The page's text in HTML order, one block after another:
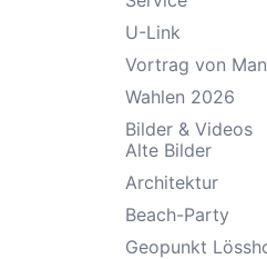
U-Link
Vortrag von
Wahlen 2026
Bilder & Videos
Alte Bilder
Architektur
Beach-Party
Geopunkt